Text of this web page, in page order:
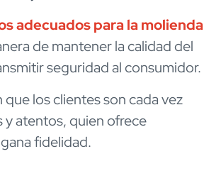
adecuados para la molienda
de mantener la calidad del
seguridad al consumidor.
que los clientes son cada vez
y atentos, quien ofrece
fidelidad.